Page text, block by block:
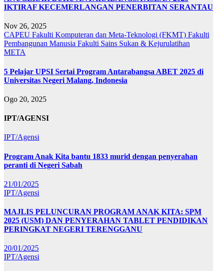
IKTIRAF KECEMERLANGAN PENERBITAN SERANTAU
Nov 26, 2025
CAPEU Fakulti Komputeran dan Meta-Teknologi (FKMT) Fakulti
Pembangunan Manusia Fakulti Sains Sukan & Kejurulatihan
META
5 Pelajar UPSI Sertai Program Antarabangsa ABET 2025 di
Universitas Negeri Malang, Indonesia
Ogo 20, 2025
IPT/AGENSI
IPT/Agensi
Program Anak Kita bantu 1833 murid dengan penyerahan
peranti di Negeri Sabah
21/01/2025
IPT/Agensi
MAJLIS PELUNCURAN PROGRAM ANAK KITA: SPM
2025 (USM) DAN PENYERAHAN TABLET PENDIDIKAN
PERINGKAT NEGERI TERENGGANU
20/01/2025
IPT/Agensi